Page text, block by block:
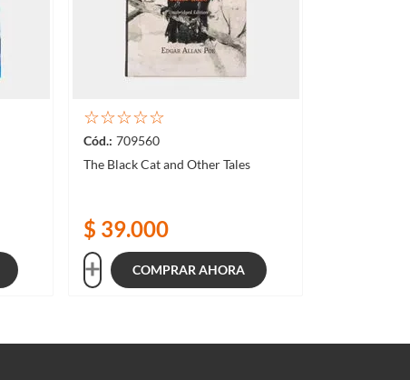
☆☆☆☆☆
709560
The Black Cat and Other Tales
$ 39.000
COMPRAR AHORA